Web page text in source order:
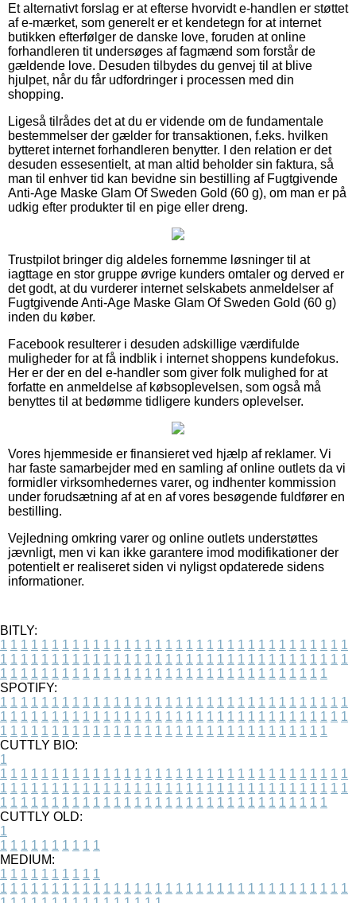
Et alternativt forslag er at efterse hvorvidt e-handlen er støttet
af e-mærket, som generelt er et kendetegn for at internet
butikken efterfølger de danske love, foruden at online
forhandleren tit undersøges af fagmænd som forstår de
gældende love. Desuden tilbydes du genvej til at blive
hjulpet, når du får udfordringer i processen med din
shopping.
Ligeså tilrådes det at du er vidende om de fundamentale
bestemmelser der gælder for transaktionen, f.eks. hvilken
bytteret internet forhandleren benytter. I den relation er det
desuden essesentielt, at man altid beholder sin faktura, så
man til enhver tid kan bevidne sin bestilling af Fugtgivende
Anti-Age Maske Glam Of Sweden Gold (60 g), om man er på
udkig efter produkter til en pige eller dreng.
Trustpilot bringer dig aldeles fornemme løsninger til at
iagttage en stor gruppe øvrige kunders omtaler og derved er
det godt, at du vurderer internet selskabets anmeldelser af
Fugtgivende Anti-Age Maske Glam Of Sweden Gold (60 g)
inden du køber.
Facebook resulterer i desuden adskillige værdifulde
muligheder for at få indblik i internet shoppens kundefokus.
Her er der en del e-handler som giver folk mulighed for at
forfatte en anmeldelse af købsoplevelsen, som også må
benyttes til at bedømme tidligere kunders oplevelser.
Vores hjemmeside er finansieret ved hjælp af reklamer. Vi
har faste samarbejder med en samling af online outlets da vi
formidler virksomhedernes varer, og indhenter kommission
under forudsætning af at en af vores besøgende fuldfører en
bestilling.
Vejledning omkring varer og online outlets understøttes
jævnligt, men vi kan ikke garantere imod modifikationer der
potentielt er realiseret siden vi nyligst opdaterede sidens
informationer.
BITLY:
1 1 1 1 1 1 1 1 1 1 1 1 1 1 1 1 1 1 1 1 1 1 1 1 1 1 1 1 1 1 1 1 1 1
1 1 1 1 1 1 1 1 1 1 1 1 1 1 1 1 1 1 1 1 1 1 1 1 1 1 1 1 1 1 1 1 1 1
1 1 1 1 1 1 1 1 1 1 1 1 1 1 1 1 1 1 1 1 1 1 1 1 1 1 1 1 1 1 1 1
SPOTIFY:
1 1 1 1 1 1 1 1 1 1 1 1 1 1 1 1 1 1 1 1 1 1 1 1 1 1 1 1 1 1 1 1 1 1
1 1 1 1 1 1 1 1 1 1 1 1 1 1 1 1 1 1 1 1 1 1 1 1 1 1 1 1 1 1 1 1 1 1
1 1 1 1 1 1 1 1 1 1 1 1 1 1 1 1 1 1 1 1 1 1 1 1 1 1 1 1 1 1 1 1
CUTTLY BIO:
1
1 1 1 1 1 1 1 1 1 1 1 1 1 1 1 1 1 1 1 1 1 1 1 1 1 1 1 1 1 1 1 1 1 1
1 1 1 1 1 1 1 1 1 1 1 1 1 1 1 1 1 1 1 1 1 1 1 1 1 1 1 1 1 1 1 1 1 1
1 1 1 1 1 1 1 1 1 1 1 1 1 1 1 1 1 1 1 1 1 1 1 1 1 1 1 1 1 1 1 1
CUTTLY OLD:
1
1 1 1 1 1 1 1 1 1 1
MEDIUM:
1 1 1 1 1 1 1 1 1 1
1 1 1 1 1 1 1 1 1 1 1 1 1 1 1 1 1 1 1 1 1 1 1 1 1 1 1 1 1 1 1 1 1 1